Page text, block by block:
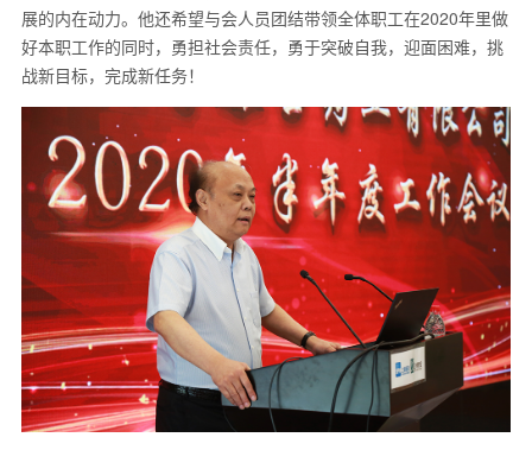
展的内在动力。他还希望与会人员团结带领全体职工在2020年里做
好本职工作的同时，勇担社会责任，勇于突破自我，迎面困难，挑
战新目标，完成新任务！